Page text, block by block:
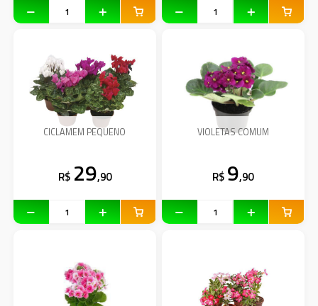
CICLAMEM PEQUENO
R$ 29,90
VIOLETAS COMUM
R$ 9,90